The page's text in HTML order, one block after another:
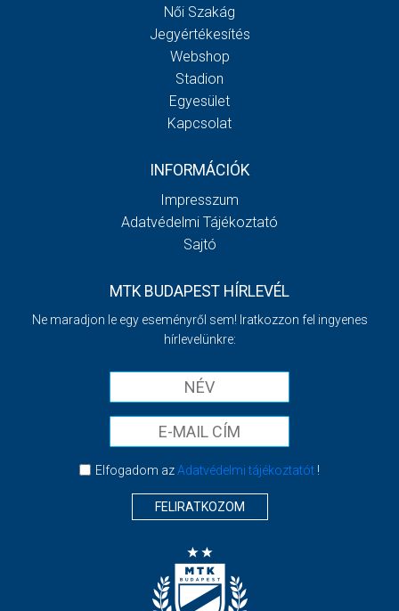
Női Szakág
Jegyértékesítés
Webshop
Stadion
Egyesület
Kapcsolat
INFORMÁCIÓK
Impresszum
Adatvédelmi Tájékoztató
Sajtó
MTK BUDAPEST HÍRLEVÉL
Ne maradjon le egy eseményről sem! Iratkozzon fel ingyenes
hírlevelünkre:
Elfogadom azAdatvédelmi tájékoztatót!
FELIRATKOZOM